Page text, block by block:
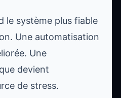
le système plus fiable
Une automatisation
Une
devient
de stress.